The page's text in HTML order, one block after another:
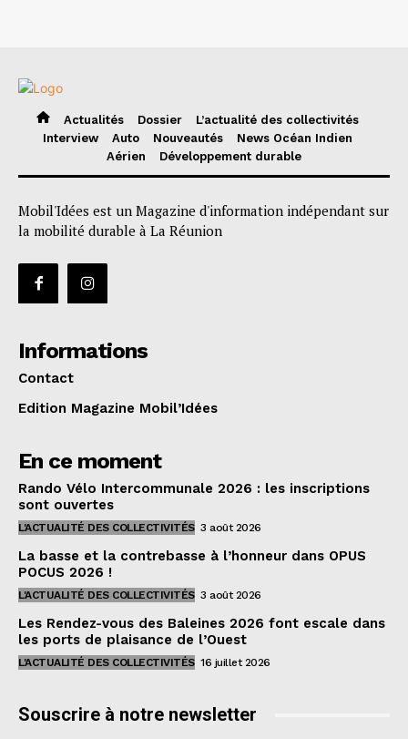
Actualités Dossier
L’actualité des collectivités
Interview
Auto Nouveautés
News Océan Indien
Aérien
Développement durable
Mobil'Idées est un Magazine d'information indépendant sur
la mobilité durable à La Réunion
Informations
Contact
Edition Magazine Mobil’Idées
En ce moment
Rando Vélo Intercommunale 2026 : les inscriptions
sont ouvertes
L'ACTUALITÉ DES COLLECTIVITÉS 3 août 2026
La basse et la contrebasse à l’honneur dans OPUS
POCUS 2026 !
L'ACTUALITÉ DES COLLECTIVITÉS 3 août 2026
Les Rendez-vous des Baleines 2026 font escale dans
les ports de plaisance de l’Ouest
L'ACTUALITÉ DES COLLECTIVITÉS 16 juillet 2026
Souscrire à notre newsletter